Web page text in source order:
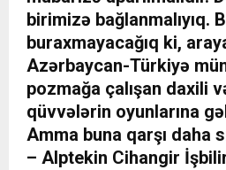
birimizə bağlanmalıyıq.
buraxmayacağıq ki,
Azərbaycan-Türkiyə
pozmağa çalışan daxili
qüvvələrin oyunlarına
Amma buna qarşı daha
– Alptekin Cihangir